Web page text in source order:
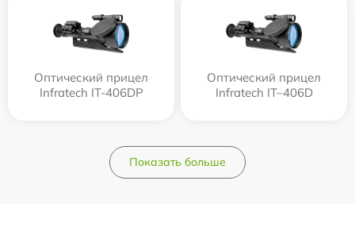
Оптический прицел
Infratech IT-406DP
Оптический прицел
Infratech IT–406D
Показать больше